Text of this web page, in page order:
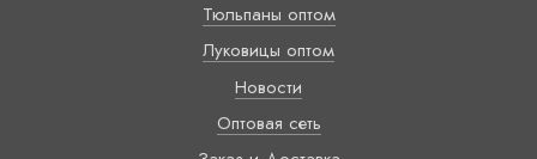
Тюльпаны оптом
Луковицы оптом
Новости
Оптовая сеть